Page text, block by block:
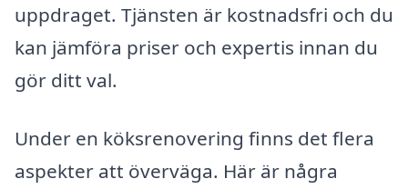
uppdraget. Tjänsten är kostnadsfri och du
kan jämföra priser och expertis innan du
gör ditt val.
Under en köksrenovering finns det flera
aspekter att överväga. Här är några